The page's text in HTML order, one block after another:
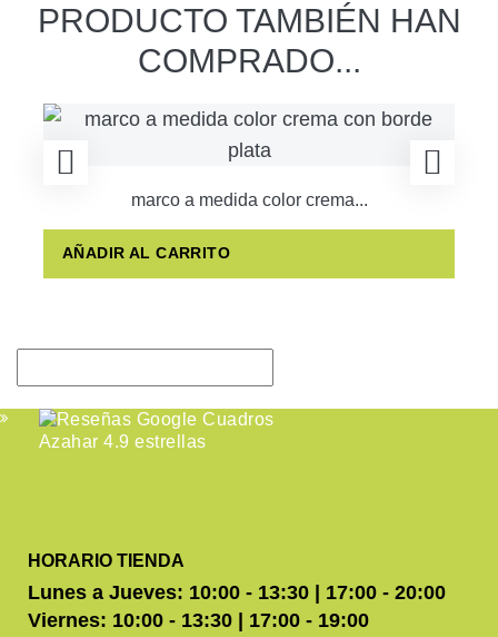
PRODUCTO TAMBIÉN HAN
COMPRADO...
marco a medida color crema...
AÑADIR AL CARRITO
HORARIO TIENDA
Lunes a Jueves: 10:00 - 13:30 | 17:00 - 20:00
Viernes: 10:00 - 13:30 | 17:00 - 19:00